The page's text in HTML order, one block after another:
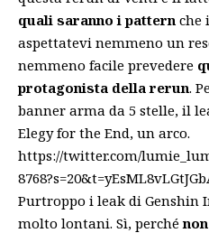
quali saranno i pattern che
aspettatevi nemmeno un
nemmeno facile prevedere
protagonista della rerun.
banner arma da 5 stelle, il
Elegy for the End, un arco.
https://twitter.com/
Purtroppo i leak di Genshin
molto lontani. Sì, perché